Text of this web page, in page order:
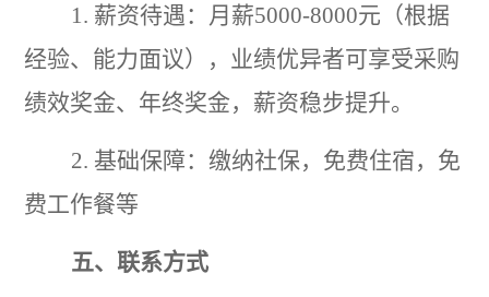
1. 薪资待遇：月薪5000-8000元（根据
经验、能力面议），业绩优异者可享受采购
绩效奖金、年终奖金，薪资稳步提升。
2. 基础保障：缴纳社保，免费住宿，免
费工作餐等
五、联系方式